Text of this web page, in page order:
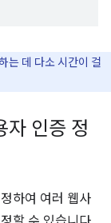
는 데 다소 시간이 걸
자 인증 정
하여 여러 웹사